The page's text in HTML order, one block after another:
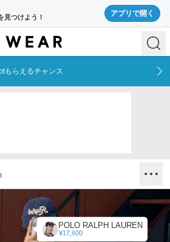
見つけよう！ アプリで開く
もらえるチャンス
POLO RALPH LAUREN
¥17,600